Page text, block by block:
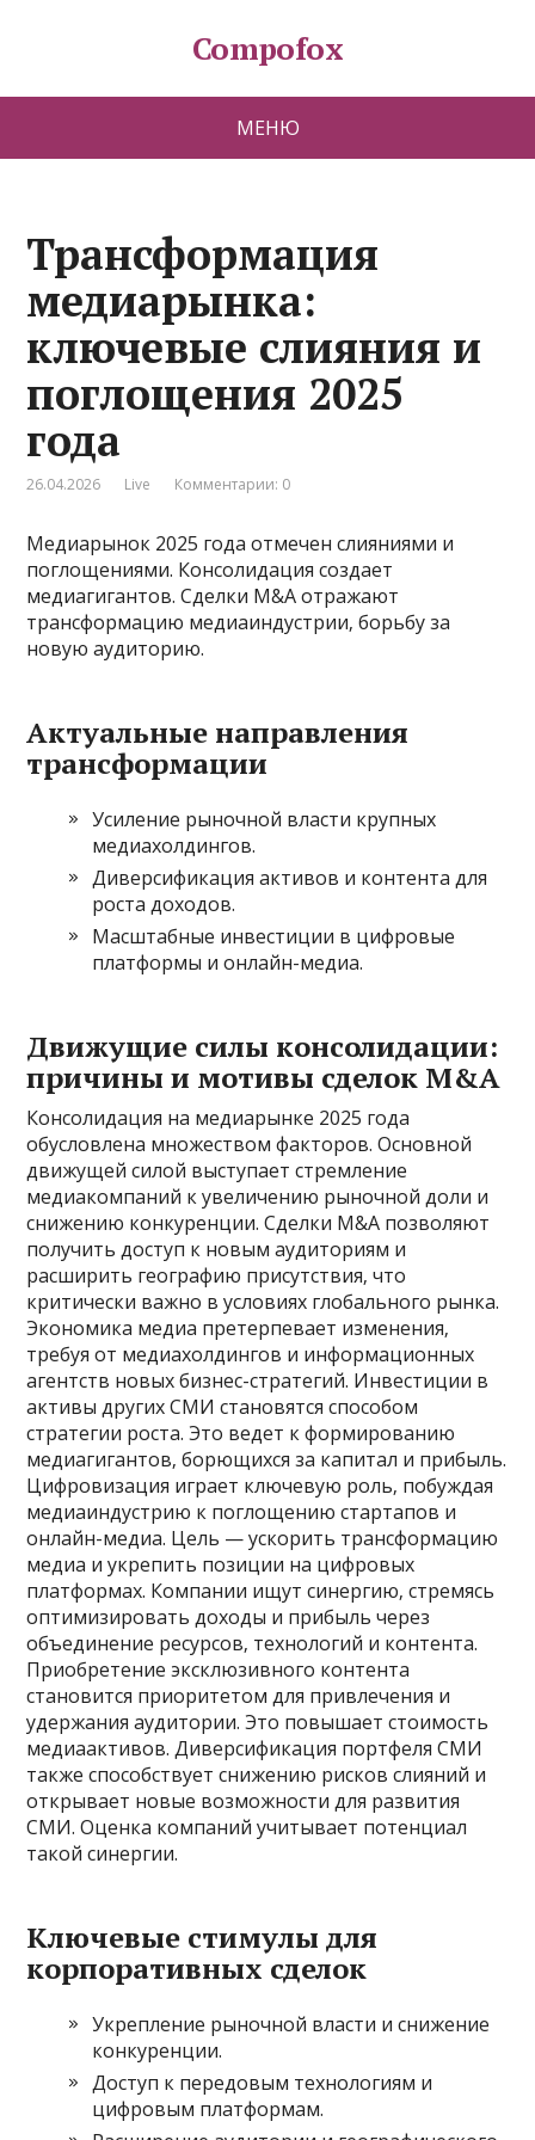
Compofox
МЕНЮ
Трансформация
медиарынка:
ключевые слияния и
поглощения 2025
года
26.04.2026 Live Комментарии: 0
Медиарынок 2025 года отмечен слияниями и
поглощениями. Консолидация создает
медиагигантов. Сделки M&A отражают
трансформацию медиаиндустрии‚ борьбу за
новую аудиторию.
Актуальные направления
трансформации
Усиление рыночной власти крупных
медиахолдингов.
Диверсификация активов и контента для
роста доходов.
Масштабные инвестиции в цифровые
платформы и онлайн-медиа.
Движущие силы консолидации:
причины и мотивы сделок M&A
Консолидация на медиарынке 2025 года
обусловлена множеством факторов. Основной
движущей силой выступает стремление
медиакомпаний к увеличению рыночной доли и
снижению конкуренции. Сделки M&A позволяют
получить доступ к новым аудиториям и
расширить географию присутствия‚ что
критически важно в условиях глобального рынка.
Экономика медиа претерпевает изменения‚
требуя от медиахолдингов и информационных
агентств новых бизнес-стратегий. Инвестиции в
активы других СМИ становятся способом
стратегии роста. Это ведет к формированию
медиагигантов‚ борющихся за капитал и прибыль.
Цифровизация играет ключевую роль‚ побуждая
медиаиндустрию к поглощению стартапов и
онлайн-медиа. Цель — ускорить трансформацию
медиа и укрепить позиции на цифровых
платформах. Компании ищут синергию‚ стремясь
оптимизировать доходы и прибыль через
объединение ресурсов‚ технологий и контента.
Приобретение эксклюзивного контента
становится приоритетом для привлечения и
удержания аудитории. Это повышает стоимость
медиаактивов. Диверсификация портфеля СМИ
также способствует снижению рисков слияний и
открывает новые возможности для развития
СМИ. Оценка компаний учитывает потенциал
такой синергии.
Ключевые стимулы для
корпоративных сделок
Укрепление рыночной власти и снижение
конкуренции.
Доступ к передовым технологиям и
цифровым платформам.